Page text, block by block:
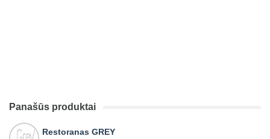
Panašūs produktai
Restoranas GREY